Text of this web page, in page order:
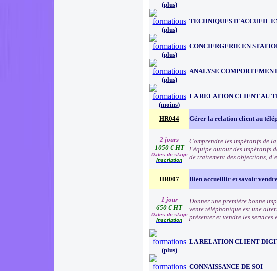
(plus)
(plus)
TECHNIQUES D'ACCUEIL
(plus)
CONCIERGERIE EN
(plus)
ANALYSE
(moins)
LA RELATION CLIENT AU
HR044 Gérer la relation client au
2 jours
1050 € HT
Dates de stage
Inscription
Comprendre les impératifs de
l’équipe autour des impératifs
de traitement des objections,
HR007 Bien accueillir et savoir
1 jour
650 € HT
Dates de stage
Inscription
Donner une première bonne
vente téléphonique est une
présenter et vendre les
(plus)
LA RELATION CLIENT
CONNAISSANCE DE SOI